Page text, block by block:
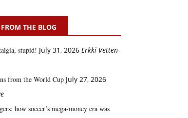
THE BLOG
stupid! July 31, 2026 Erkki Vetten­­
from the World Cup July 27, 2026
how soccer’s mega‑money era was